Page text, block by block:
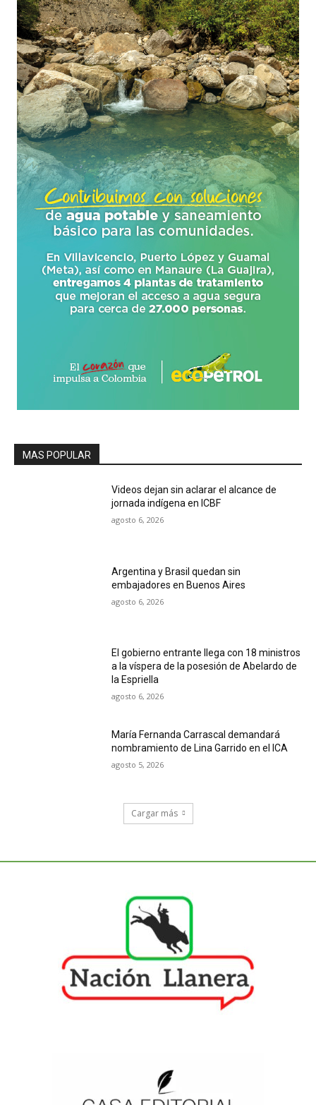
MAS POPULAR
Videos dejan sin aclarar el alcance de
jornada indígena en ICBF
agosto 6, 2026
Argentina y Brasil quedan sin
embajadores en Buenos Aires
agosto 6, 2026
El gobierno entrante llega con 18 ministros
a la víspera de la posesión de Abelardo de
la Espriella
agosto 6, 2026
María Fernanda Carrascal demandará
nombramiento de Lina Garrido en el ICA
agosto 5, 2026
Cargar más